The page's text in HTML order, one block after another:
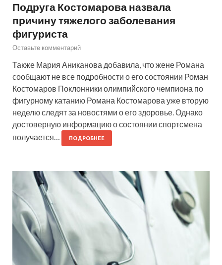
Подруга Костомарова назвала
причину тяжелого заболевания
фигуриста
Оставьте комментарий
Также Мария Аниканова добавила, что жене Романа
сообщают не все подробности о его состоянии Роман
Костомаров Поклонники олимпийского чемпиона по
фигурному катанию Романа Костомарова уже вторую
неделю следят за новостями о его здоровье. Однако
достоверную информацию о состоянии спортсмена
получается…
ПОДРОБНЕЕ